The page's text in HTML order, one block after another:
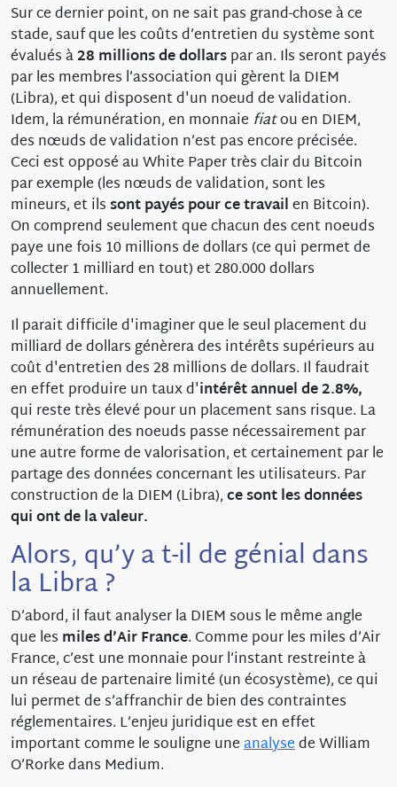
Sur ce dernier point, on ne sait pas grand-chose à ce
stade, sauf que les coûts d’entretien du système sont
évalués à28 millions de dollarspar an. Ils seront payés
par les membres l’association qui gèrent la DIEM
(Libra), et qui disposent d'un noeud de validation.
Idem, la rémunération, en monnaie fiatou en DIEM,
des nœuds de validation n’est pas encore précisée.
Ceci est opposé au White Paper très clair du Bitcoin
par exemple (les nœuds de validation, sont les
mineurs, et ilssont payés pour ce travailen Bitcoin).
On comprend seulement que chacun des cent noeuds
paye une fois 10 millions de dollars (ce qui permet de
collecter 1 milliard en tout) et 280.000 dollars
annuellement.
Il parait difficile d'imaginer que le seul placement du
milliard de dollars génèrera des intérêts supérieurs au
coût d'entretien des 28 millions de dollars. Il faudrait
en effet produire un taux d'intérêt annuel de 2.8%,
qui reste très élevé pour un placement sans risque. La
rémunération des noeuds passe nécessairement par
une autre forme de valorisation, et certainement par le
partage des données concernant les utilisateurs. Par
construction de la DIEM (Libra),ce sont les données
qui ont de la valeur.
Alors, qu’y a t-il de génial dans
la Libra ?
D’abord, il faut analyser la DIEM sous le même angle
que les miles d’Air France. Comme pour les miles d’Air
France, c’est une monnaie pour l’instant restreinte à
un réseau de partenaire limité (un écosystème), ce qui
lui permet de s’affranchir de bien des contraintes
réglementaires. L’enjeu juridique est en effet
important comme le souligne uneanalysede William
O’Rorke dans Medium.